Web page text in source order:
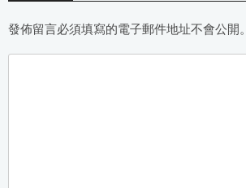
發佈留言必須填寫的電子郵件地址不會公開。